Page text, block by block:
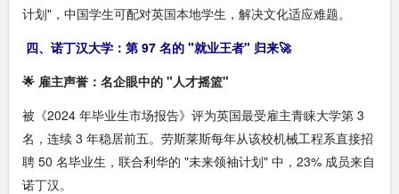
计划"，中国学生可配对英国本地学生，解决文化适应难题。
四、诺丁汉大学：第 97 名的 "就业王者" 归来🚀
🌟 雇主声誉：名企眼中的 "人才摇篮"
被《2024 年毕业生市场报告》评为英国最受雇主青睐大学第 3
名，连续 3 年稳居前五。劳斯莱斯每年从该校机械工程系直接招
聘 50 名毕业生，联合利华的 "未来领袖计划" 中，23% 成员来自
诺丁汉。